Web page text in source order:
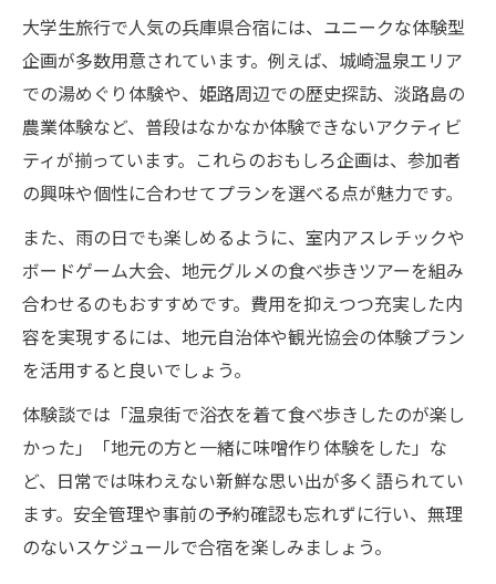
大学生旅行で人気の兵庫県合宿には、ユニークな体験型
企画が多数用意されています。例えば、城崎温泉エリア
での湯めぐり体験や、姫路周辺での歴史探訪、淡路島の
農業体験など、普段はなかなか体験できないアクティビ
ティが揃っています。これらのおもしろ企画は、参加者
の興味や個性に合わせてプランを選べる点が魅力です。
また、雨の日でも楽しめるように、室内アスレチックや
ボードゲーム大会、地元グルメの食べ歩きツアーを組み
合わせるのもおすすめです。費用を抑えつつ充実した内
容を実現するには、地元自治体や観光協会の体験プラン
を活用すると良いでしょう。
体験談では「温泉街で浴衣を着て食べ歩きしたのが楽し
かった」「地元の方と一緒に味噌作り体験をした」な
ど、日常では味わえない新鮮な思い出が多く語られてい
ます。安全管理や事前の予約確認も忘れずに行い、無理
のないスケジュールで合宿を楽しみましょう。